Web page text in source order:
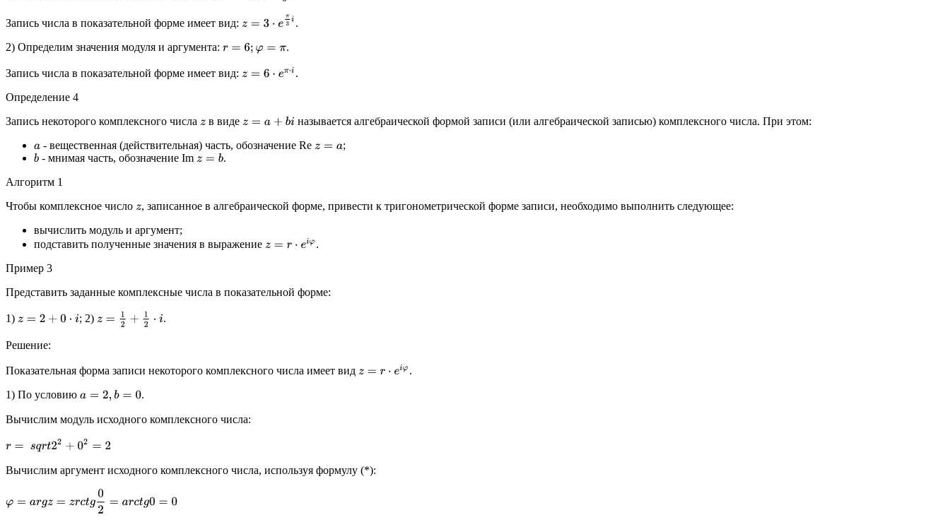
Запись числа в показательной форме имеет вид: z=3⋅ eπ 3 i
.
2) Определим значения модуля и аргумента: r=6; φ= π .
Запись числа в показательной форме имеет вид: z=6⋅ eπ ⋅ i
.
Определение 4
Запись некоторого комплексного числа zв виде z=a+bi называется алгебраической формой записи (или алгебраической записью) комплексного числа. При этом:
a - вещественная (действительная) часть, обозначение Re z=a
;
b - мнимая часть, обозначение Im z=b
.
Алгоритм 1
Чтобы комплексное число z, записанное в алгебраической форме, привести к тригонометрической форме записи, необходимо выполнить следующее:
вычислить модуль и аргумент;
подставить полученные значения в выражение z=r⋅ eiφ
.
Пример 3
Представить заданные комплексные числа в показательной форме:
1) z=2+0 ⋅i ; 2) z=12 +12⋅ i .
Решение:
Показательная форма записи некоторого комплексного числа имеет вид z=r⋅ eiφ
.
1) По условию a=2, b= 0 .
Вычислим модуль исходного комплексного числа:
= sqrt22 +0 2= 2
Вычислим аргумент исходного комплексного числа, используя формулу (*):
g 02 =